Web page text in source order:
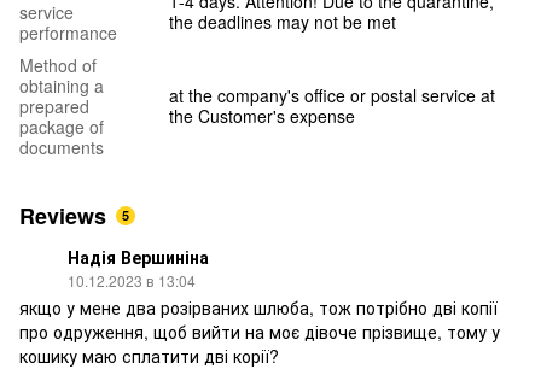
service
performance
the deadlines may not be met
Method of
obtaining a
prepared
package of
documents
at the company's office or postal service at
the Customer's expense
Reviews 5
Надія Вершиніна
10.12.2023 в 13:04
якщо у мене два розірваних шлюба, тож потрібно дві копії
про одруження, щоб вийти на моє дівоче прізвище, тому у
кошику маю сплатити дві корії?